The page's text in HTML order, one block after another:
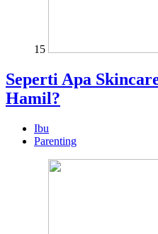
15
Seperti Apa
Hamil?
Ibu
Parenting